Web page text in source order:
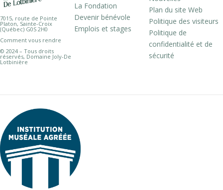
7015, route de Pointe
Platon, Sainte-Croix
(Québec) G0S 2H0
Comment vous rendre
© 2024 – Tous droits
réservés, Domaine Joly-De
Lotbinière
La Fondation
Devenir bénévole
Emplois et stages
Plan du site Web
Politique des visiteurs
Politique de
confidentialité et de
sécurité